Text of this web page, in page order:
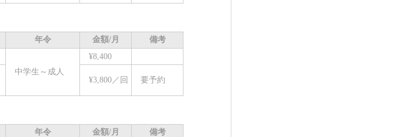
年令 金額/月
備考
中学生～成人
¥8,400
¥3,800／回 要予約
年令 金額/月
備考